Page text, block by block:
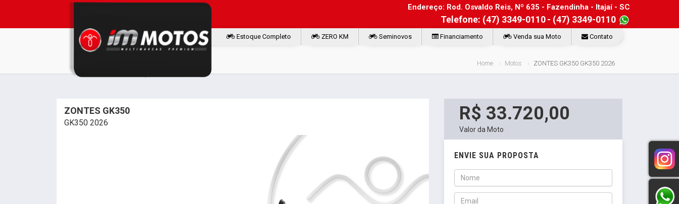
Endereço: Rod. Osvaldo Reis, Nº 635 - Fazendinha - Itajaí - SC
Telefone: (47) 3349-0110- (47) 3349-0110
Estoque Completo ZERO KM Seminovos Financiamento Venda sua Moto Contato
Home Motos ZONTES GK350 GK350 2026
ZONTES GK350
GK350 2026 R$ 33.720,00
Valor da Moto
ENVIE SUA PROPOSTA